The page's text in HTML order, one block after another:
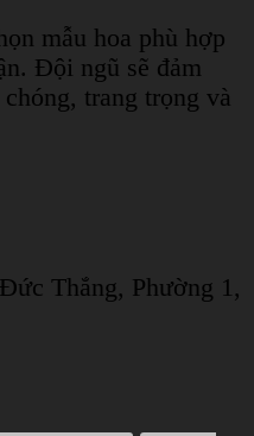
mẫu hoa phù hợp
Đội ngũ sẽ đảm
trang trọng và
Thắng, Phường 1,